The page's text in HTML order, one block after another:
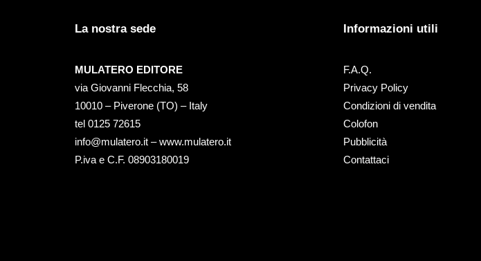
La nostra sede
MULATERO EDITORE
via Giovanni Flecchia, 58
10010 – Piverone (TO) – Italy
tel ‭0125 72615‬
info@mulatero.it –www.mulatero.it
P.iva e C.F. 08903180019
Informazioni utili
F.A.Q.
Privacy Policy
Condizioni di vendita
Colofon
Pubblicità
Contattaci